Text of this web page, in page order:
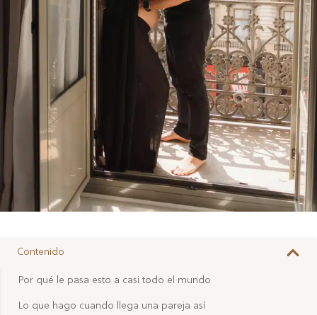
Contenido
Por qué le pasa esto a casi todo el mundo
Lo que hago cuando llega una pareja así